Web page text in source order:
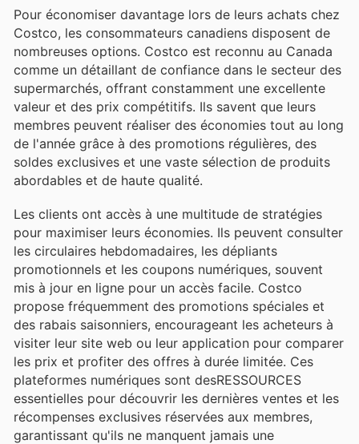
Pour économiser davantage lors de leurs achats chez
Costco, les consommateurs canadiens disposent de
nombreuses options. Costco est reconnu au Canada
comme un détaillant de confiance dans le secteur des
supermarchés, offrant constamment une excellente
valeur et des prix compétitifs. Ils savent que leurs
membres peuvent réaliser des économies tout au long
de l'année grâce à des promotions régulières, des
soldes exclusives et une vaste sélection de produits
abordables et de haute qualité.
Les clients ont accès à une multitude de stratégies
pour maximiser leurs économies. Ils peuvent consulter
les circulaires hebdomadaires, les dépliants
promotionnels et les coupons numériques, souvent
mis à jour en ligne pour un accès facile. Costco
propose fréquemment des promotions spéciales et
des rabais saisonniers, encourageant les acheteurs à
visiter leur site web ou leur application pour comparer
les prix et profiter des offres à durée limitée. Ces
plateformes numériques sont desRESSOURCES
essentielles pour découvrir les dernières ventes et les
récompenses exclusives réservées aux membres,
garantissant qu'ils ne manquent jamais une